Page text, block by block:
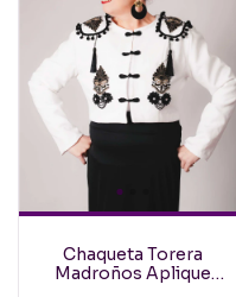
Chaqueta Torera
Madroños Aplique